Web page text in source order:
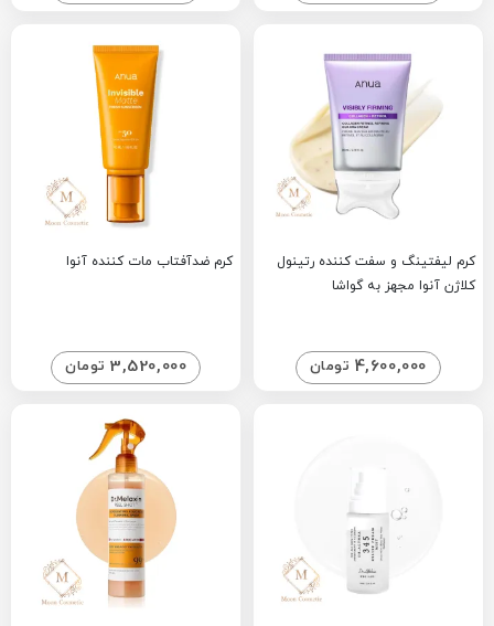
کرم لیفتینگ و سفت کننده رتینول
کلاژن آنوا مجهز به گواشا
4,600,000 تومان
کرم ضدآفتاب مات کننده آنوا
3,520,000 تومان